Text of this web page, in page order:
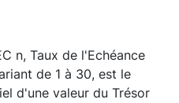
n, Taux de l'Echéance
de 1 à 30, est le
d'une valeur du Trésor